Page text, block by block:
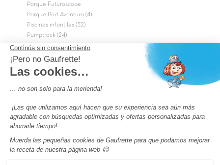
Parque Futuroscope
Parque Port Aventura (4)
Piscinas infantiles (32)
Pumptrack (24)
Puy du Fou (2)
Semana Santa (17)
tripadvisor Traveler’s Choice 2026 (43)
Campings de 4 estrellas en Francia
Los camping con piscinas en Francia
Camping Barcelona
Camping Murcia
Camping Costa Brava
Camping Costa daurada